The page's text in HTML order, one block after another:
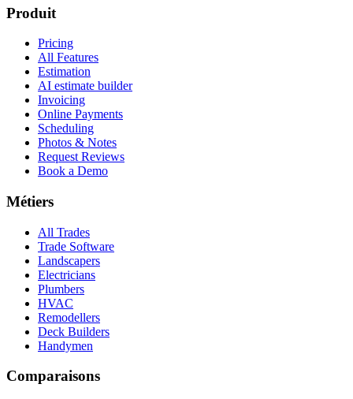
Produit
Pricing
All Features
Estimation
AI estimate builder
Invoicing
Online Payments
Scheduling
Photos & Notes
Request Reviews
Book a Demo
Métiers
All Trades
Trade Software
Landscapers
Electricians
Plumbers
HVAC
Remodellers
Deck Builders
Handymen
Comparaisons